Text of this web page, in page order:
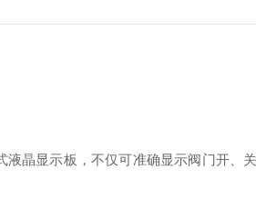
晶显示板，不仅可准确显示阀门开、